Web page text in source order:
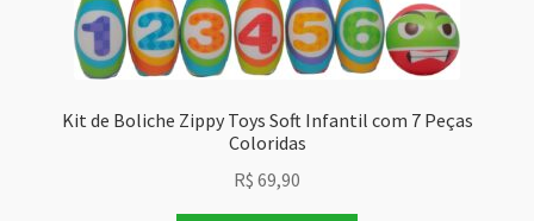
Kit de Boliche Zippy Toys Soft Infantil com 7 Peças
Coloridas
R$ 69,90